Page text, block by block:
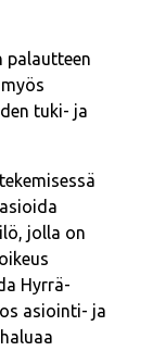
palautteen
tuki- ja
jolla on
Hyrrä-
asiointi- ja